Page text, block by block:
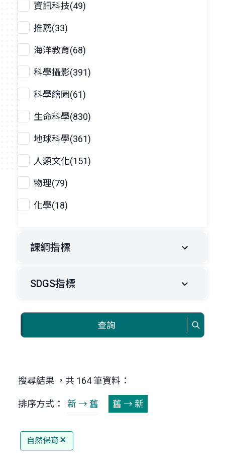
資訊科技(49)
推薦(33)
海洋教育(68)
科學攝影(391)
科學繪圖(61)
生命科學(830)
地球科學(361)
人類文化(151)
物理(79)
化學(18)
課綱指標
SDGS指標
查詢
搜尋結果 ，共 164 筆資料：
排序方式： 新 → 舊 舊 → 新
自然保育